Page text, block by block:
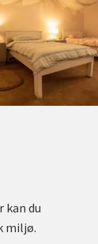
kan du
miljø.